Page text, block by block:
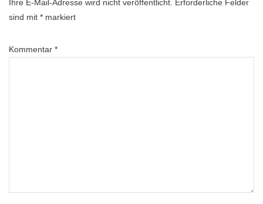
Ihre E-Mail-Adresse wird nicht veröffentlicht.
Erforderliche Felder
sind mit * markiert
Kommentar *